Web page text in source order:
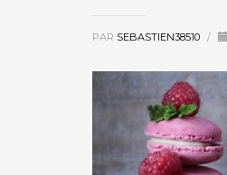
PAR SEBASTIEN38510 /